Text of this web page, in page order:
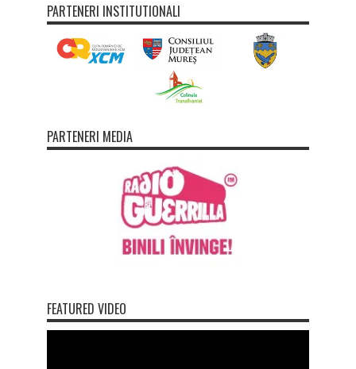
PARTENERI INSTITUTIONALI
PARTENERI MEDIA
FEATURED VIDEO